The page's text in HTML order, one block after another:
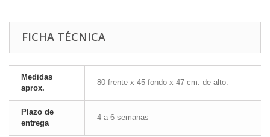
FICHA TÉCNICA
Medidas
aprox.
80 frente x 45 fondo x 47 cm. de alto.
Plazo de
entrega
4 a 6 semanas